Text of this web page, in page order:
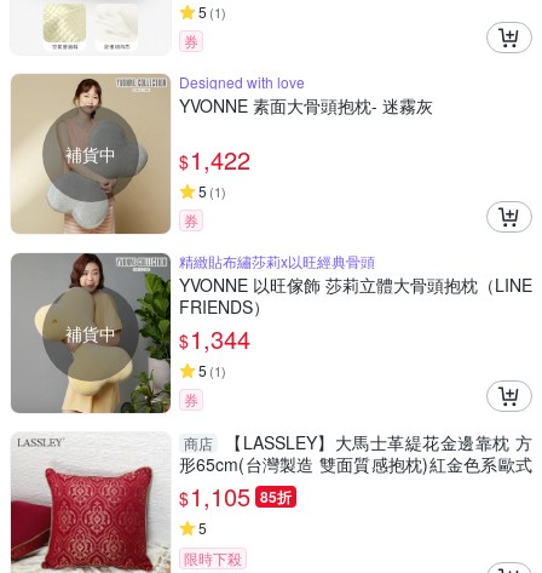
5 (1)
券
補貨中
Designed with love
YVONNE 素面大骨頭抱枕- 迷霧灰
$1,422
5 (1)
券
補貨中
精緻貼布繡莎莉x以旺經典骨頭
YVONNE 以旺傢飾 莎莉立體大骨頭抱枕（LINE
FRIENDS）
$1,344
5 (1)
券
商店
【LASSLEY】大馬士革緹花金邊靠枕 方
形65cm(台灣製造 雙面質感抱枕)紅金色系歐式
宮廷風/喜慶宴客
$1,105 85折
5
限時下殺